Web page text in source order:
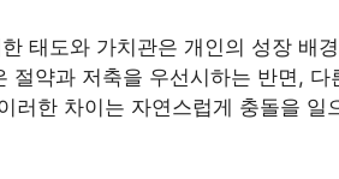
태도와 가치관은 개인의 성장 배
절약과 저축을 우선시하는 반면,
러한 차이는 자연스럽게 충돌을